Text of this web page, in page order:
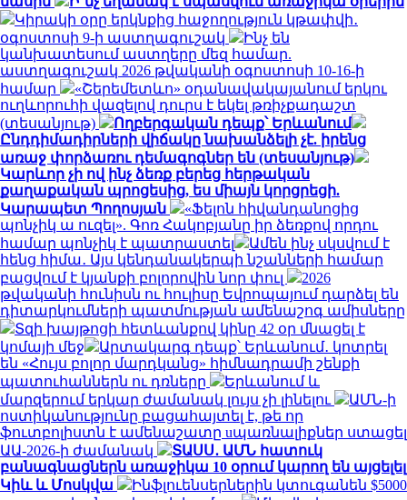
Կիրակի օրը երկնքից հաջողություն կթափվի․
օգոստոսի 9-ի աստղագուշակ
Ինչ են
կանխատեսում աստղերը մեզ համար.
աստղագուշակ 2026 թվականի օգոստոսի 10-16-ի
համար
«Շերեմետևո» օդանավակայանում երկու
ուղևորուհի վազելով դուրս է եկել թռիչքադաշտ
(տեսանյութ)
Ողբերգական դեպք՝ Երևանում
Ընդդիմադիրների վիճակը նախանձելի չէ. իրենց
առաջ փորձառու դեմագոգներ են (տեսանյութ)
Կարևոր չի ով ինչ ձեռք բերեց հերթական
քաղաքական պրոցեսից, ես միայն կորցրեցի.
Կարապետ Պողոսյան
«Ֆելոն հիվանդանոցից
պոնչիկ ա ուզել». Գոռ Հակոբյանը իր ձեռքով որդու
համար պոնչիկ է պատրաստել
Ամեն ինչ սկսվում է
հենց հիմա․ Այս կենդանակերպի նշանների համար
բացվում է կյանքի բոլորովին նոր փուլ
2026
թվականի հունիսն ու հուլիսը Եվրոպայում դարձել են
դիտարկումների պատմության ամենաշոգ ամիսները
Տզի խայթոցի հետևանքով կինը 42 օր մնացել է
կոմայի մեջ
Արտակարգ դեպք՝ Երևանում․ կոտրել
են «Հույս բոլոր մարդկանց» հիմնադրամի շենքի
պատուհաններն ու դռները
Երևանում և
մարզերում երկար ժամանակ լույս չի լինելու
ԱՄՆ-ի
ոստիկանությունը բացահայտել է, թե որ
ֆուտբոլիստն է ամենաշատը uպառնալիքներ ստացել
ԱԱ-2026-ի ժամանակ
ՏԱՍՍ․ ԱՄՆ հատուկ
բանագնացներն առաջիկա 10 օրում կարող են այցելել
Կիև և Մոսկվա
Ինֆլուենսերներին կտուգանեն $5000